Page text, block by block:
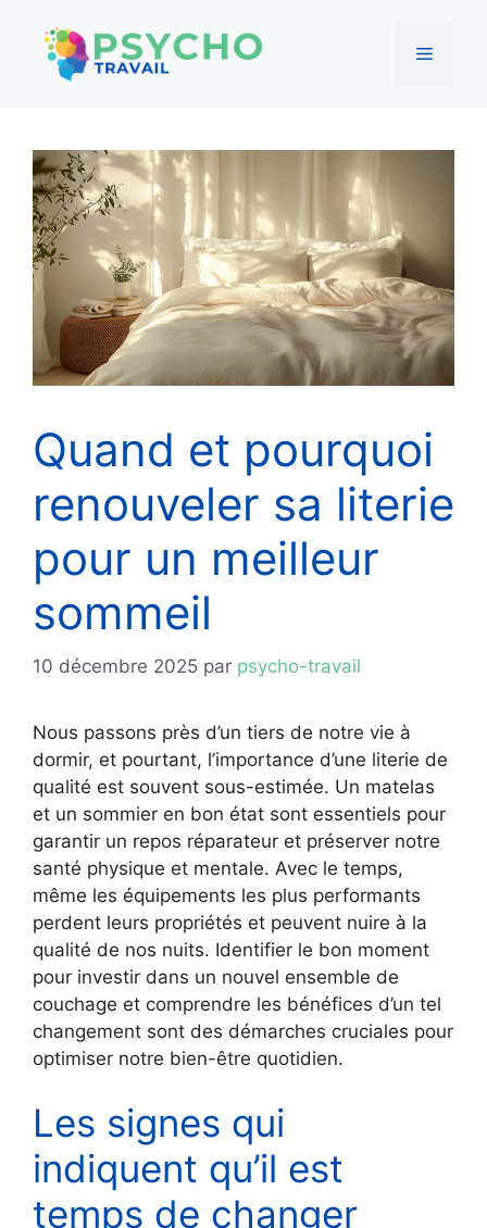
contenu
Menu
Quand et pourquoi
renouveler sa literie
pour un meilleur
sommeil
10 décembre 2025 par psycho-travail
Nous passons près d’un tiers de notre vie à
dormir, et pourtant, l’importance d’une literie de
qualité est souvent sous-estimée. Un matelas
et un sommier en bon état sont essentiels pour
garantir un repos réparateur et préserver notre
santé physique et mentale. Avec le temps,
même les équipements les plus performants
perdent leurs propriétés et peuvent nuire à la
qualité de nos nuits. Identifier le bon moment
pour investir dans un nouvel ensemble de
couchage et comprendre les bénéfices d’un tel
changement sont des démarches cruciales pour
optimiser notre bien-être quotidien.
Les signes qui
indiquent qu’il est
temps de changer